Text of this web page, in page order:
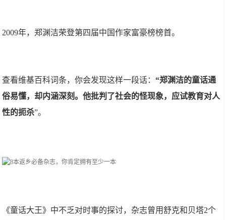
2009年，郑渊洁荣登第四届中国作家富豪榜榜首。
查看维基百科词条，你会发现这样一段话：“郑渊洁的童话通
俗易懂，却内涵深刻。他批判了社会的怪现象，应试教育对人
性的扼杀”。
《童话大王》中不乏对时事的探讨，杂志曾用舒克和贝塔2个